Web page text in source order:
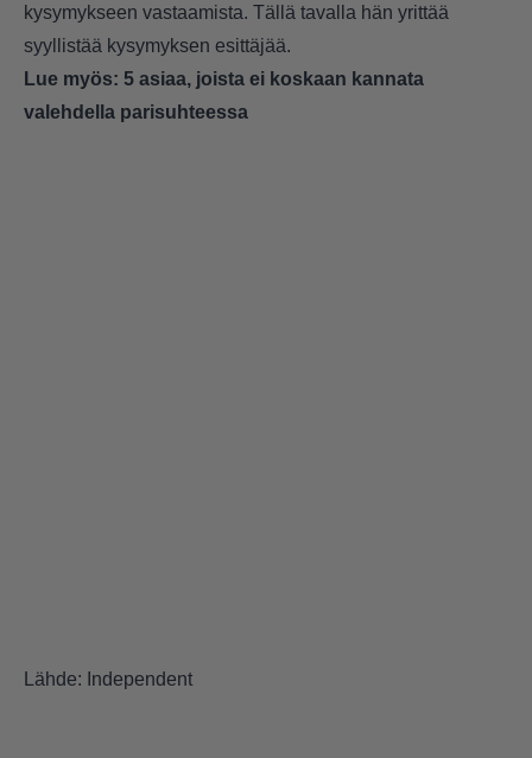
kysymykseen vastaamista. Tällä tavalla hän yrittää
syyllistää kysymyksen esittäjää.
Lue myös: 5 asiaa, joista ei koskaan kannata
valehdella parisuhteessa
Lähde: Independent